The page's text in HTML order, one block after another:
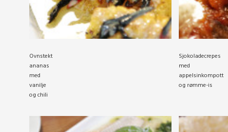
Ovnstekt
ananas
med
vanilje
og chili
Sjokoladecrepes
med
appelsinkompott
og rømme-is